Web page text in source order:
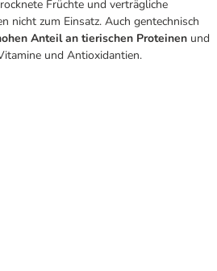
Früchte und verträgliche
nicht zum Einsatz. Auch gentechnisch
Anteil an tierischen Proteinen und
und Antioxidantien.